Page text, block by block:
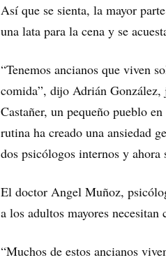
Así que se sienta, la mayor
una lata para la cena y se
“Tenemos ancianos que viven
comida”, dijo Adrián González,
Castañer, un pequeño pueblo
rutina ha creado una ansiedad
dos psicólogos internos y ahora
El doctor Angel Muñoz,
a los adultos mayores
“Muchos de estos ancianos